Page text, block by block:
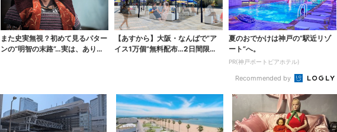
また史実無視？初めて見るパター
ンの“明智の末路”…実は、ありえ
【あすから】大阪・なんばで“ア
イス1万個”無料配布…2日間限定
夏のおでかけは神戸の”駅近リゾ
ート”へ。
PR(神戸ポートピアホテル)
Recommended by